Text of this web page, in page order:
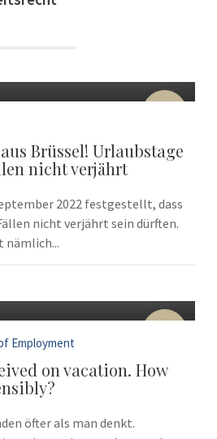
22
Brüssel! Urlaubstage
nicht verjährt
2022 festgestellt, dass
nicht verjährt sein dürften.
nämlich...
10
Employment
on vacation. How
öfter als man denkt.